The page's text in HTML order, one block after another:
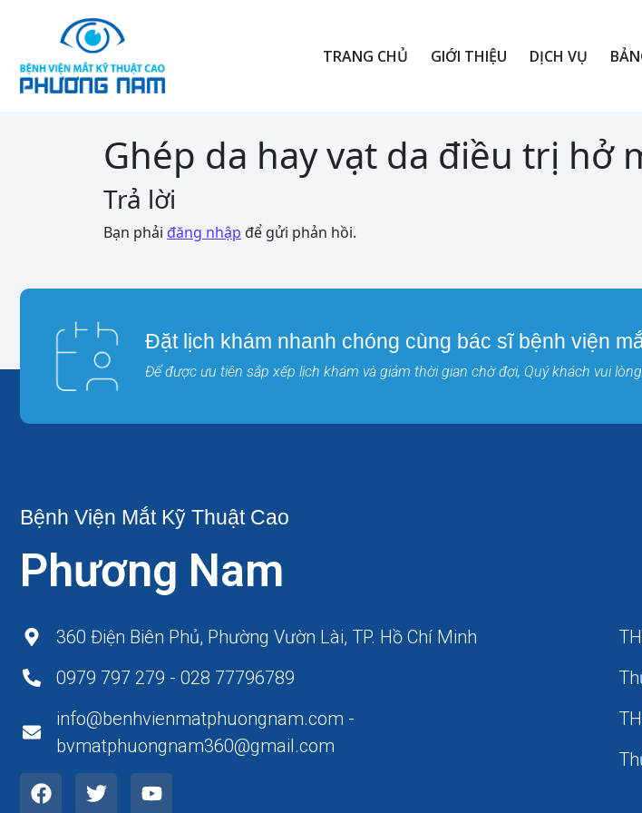
TRANG CHỦ GIỚI THIỆU DỊCH VỤ
Ghép da hay vạt da điều trị hở
Trả lời
Bạn phải đăng nhập để gửi phản hồi.
Đặt lịch khám nhanh chóng cùng bác sĩ bệnh viện
Để được ưu tiên sắp xếp lịch khám và giảm thời gian chờ đợi, Quý khách vui
Bệnh Viện Mắt Kỹ Thuật Cao
Phương Nam
360 Điện Biên Phủ, Phường Vườn Lài, TP. Hồ Chí Minh
0979 797 279 - 028 77796789
info@benhvienmatphuongnam.com -
bvmatphuongnam360@gmail.com